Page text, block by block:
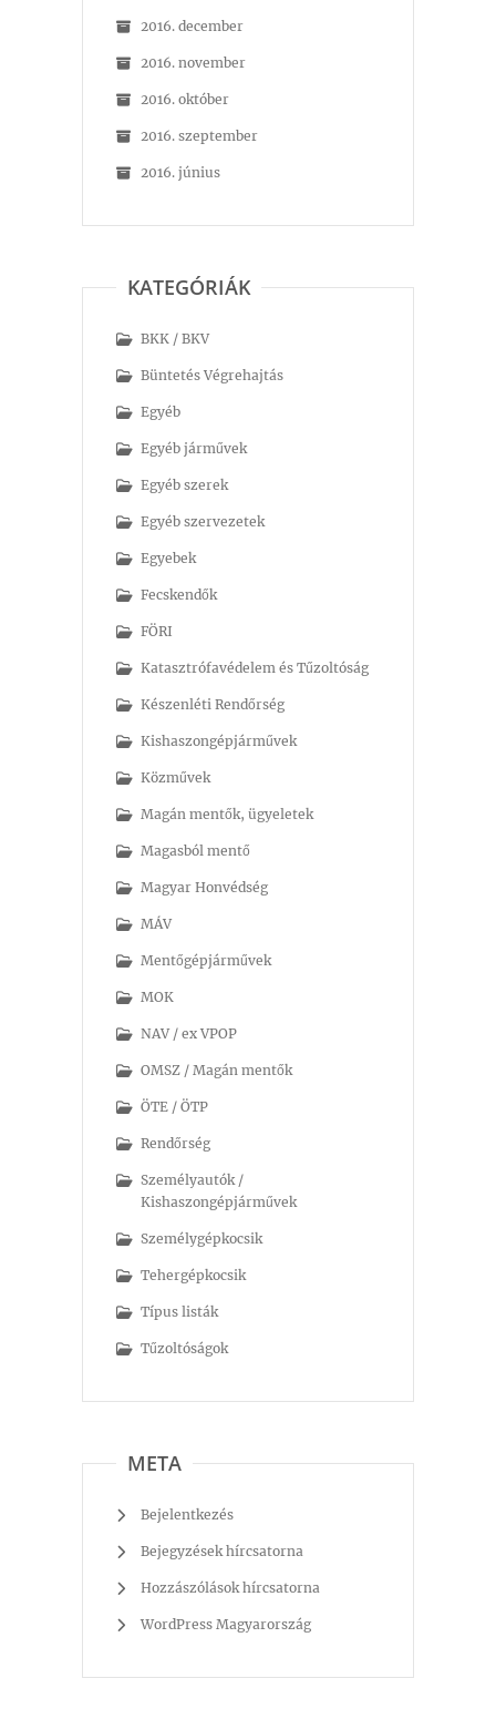
2016. december
2016. november
2016. október
2016. szeptember
2016. június
KATEGÓRIÁK
BKK / BKV
Büntetés Végrehajtás
Egyéb
Egyéb járművek
Egyéb szerek
Egyéb szervezetek
Egyebek
Fecskendők
FÖRI
Katasztrófavédelem és Tűzoltóság
Készenléti Rendőrség
Kishaszongépjárművek
Közművek
Magán mentők, ügyeletek
Magasból mentő
Magyar Honvédség
MÁV
Mentőgépjárművek
MOK
NAV / ex VPOP
OMSZ / Magán mentők
ÖTE / ÖTP
Rendőrség
Személyautók /
Kishaszongépjárművek
Személygépkocsik
Tehergépkocsik
Típus listák
Tűzoltóságok
META
Bejelentkezés
Bejegyzések hírcsatorna
Hozzászólások hírcsatorna
WordPress Magyarország